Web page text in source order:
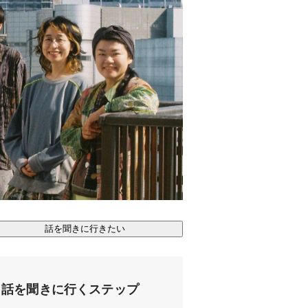
話を聞きに行きたい
話を聞きに行くステップ